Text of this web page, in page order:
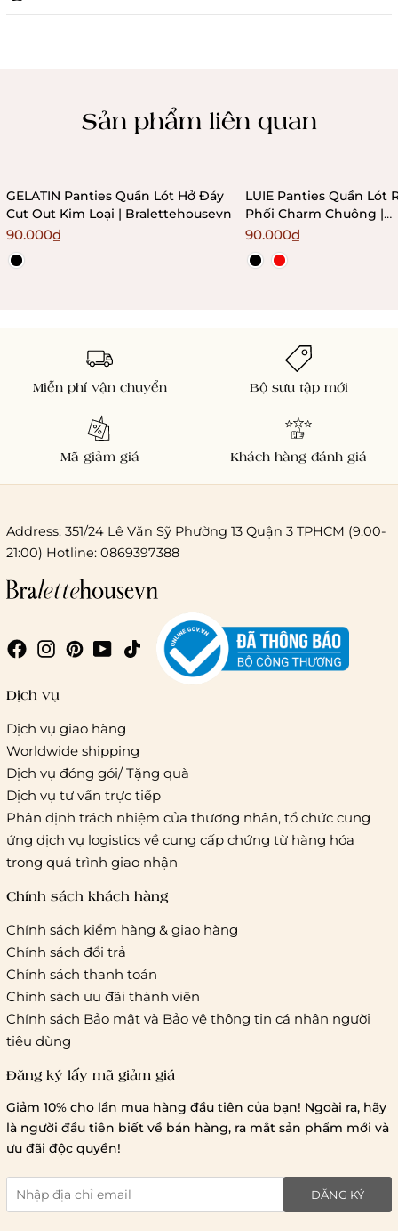
Chi phí giao hàng
Giao hàng trong ngày (hoả tốc)
Giao hàng tiêu chuẩn:
Hồ Chí Minh:
Áp dụng theo bảng giá cước của ĐVVC
Vietelpost/ Giaohangtietkiem và 1 số đối tác vận chuyển
Hà Nội và các tỉnh thành khác:
Áp dụng theo bảng giá
cước của ĐVVC Vietelpost/ Giaohangtietkiem... và 1 số đối
tác vận chuyển khác
Thời gian giao hàng
Hồ Chí Minh:
Hà Nội và các tỉnh thành khá
Lưu ý chung về chính sách vận chuyển
1 triệu đồng
giao hàng trong ngày
giao hàng tiêu chuẩn
miễn phí ship
toàn quốc.
Sản phẩm liên quan
GELATIN Panties Quần Lót Hở Đáy
Cut Out Kim Loại | Bralettehousevn
90.000₫
LUIE Panties Quần Lót
Phối Charm Chuông |
Bralettehousevn
90.000₫
Miễn phí vận chuyển Bộ sưu tập mới
Mã giảm giá Khách hàng đánh giá
Address: 351/24 Lê Văn Sỹ Phường 13 Quận 3 TPHCM (9:00-
21:00) Hotline: 0869397388
Dịch vụ
Dịch vụ giao hàng
Worldwide shipping
Dịch vụ đóng gói/ Tặng quà
Dịch vụ tư vấn trực tiếp
Phân định trách nhiệm của thương nhân, tổ chức cung
ứng dịch vụ logistics về cung cấp chứng từ hàng hóa
trong quá trình giao nhận
Chính sách khách hàng
Chính sách kiểm hàng & giao hàng
Chính sách đổi trả
Chính sách thanh toán
Chính sách ưu đãi thành viên
Chính sách Bảo mật và Bảo vệ thông tin cá nhân người
tiêu dùng
Đăng ký lấy mã giảm giá
Giảm 10% cho lần mua hàng đầu tiên của bạn! Ngoài ra, hãy
là người đầu tiên biết về bán hàng, ra mắt sản phẩm mới và
ưu đãi độc quyền!
ĐĂNG KÝ